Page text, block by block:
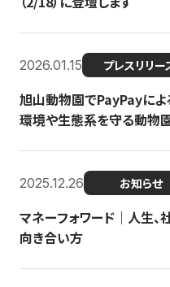
2026.01.15 プレスリリー
旭山動物園でPayPayによ
環境や生態系を守る動物
2025.12.26 お知らせ
マネーフォワード｜人生
向き合い方